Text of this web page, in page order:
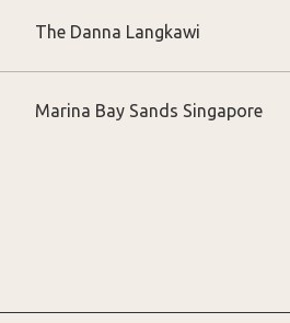
The Danna Langkawi
Marina Bay Sands Singapore